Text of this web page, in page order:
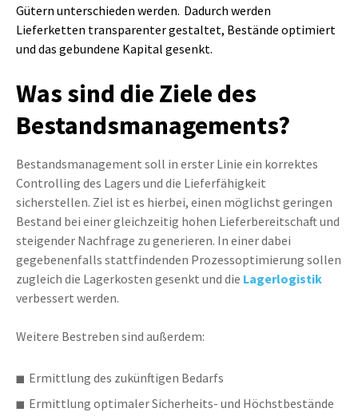
Gütern unterschieden werden. Dadurch werden
Lieferketten transparenter gestaltet, Bestände optimiert
und das gebundene Kapital gesenkt.
Was sind die Ziele des
Bestandsmanagements?
Bestandsmanagement soll in erster Linie ein korrektes
Controlling des Lagers und die Lieferfähigkeit
sicherstellen. Ziel ist es hierbei, einen möglichst geringen
Bestand bei einer gleichzeitig hohen Lieferbereitschaft und
steigender Nachfrage zu generieren. In einer dabei
gegebenenfalls stattfindenden Prozessoptimierung sollen
zugleich die Lagerkosten gesenkt und die Lagerlogistik
verbessert werden.
Weitere Bestreben sind außerdem:
Ermittlung des zukünftigen Bedarfs
Ermittlung optimaler Sicherheits- und Höchstbestände